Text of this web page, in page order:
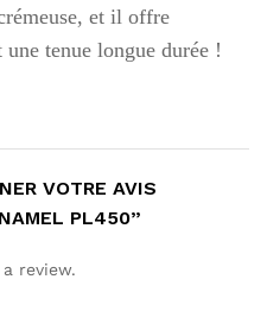
et il offre
tenue longue durée !
VOTRE AVIS
PL450”
review.